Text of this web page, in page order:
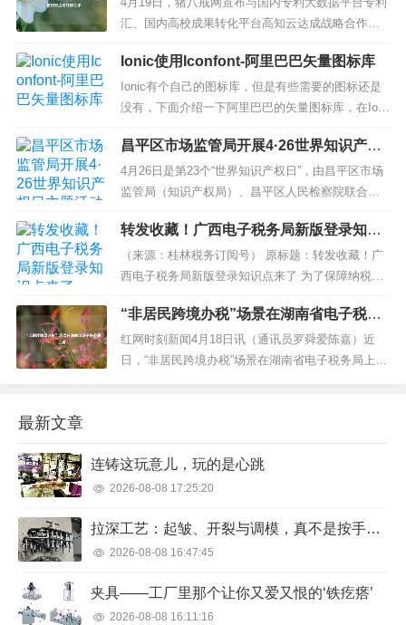
加，各线城市商品住宅销售价格环比总体...
汇、国内高校成果转化平台高知云达成战略合作，
三方将充分利用各自优势资源，将高校专利资源与
企业研发需求进行高校链接，进而加快高校研发成
果转化。 高校是我国智力资源的宝库，如何将高校
产出的智力成果与我国企业的实...
Ionic使用Iconfont-阿里巴巴矢量图标库
Ionic有个自己的图标库，但是有些需要的图标还是
没有，下面介绍一下阿里巴巴的矢量图标库，在Ioni
c中如何使用 由于度娘限制，自己百度下载地址吧~
输入“阿里巴巴矢量图标库”百度搜索第一位就是啦...
昌平区市场监管局开展4·26世界知识产权
日主题活动
4月26日是第23个“世界知识产权日”，由昌平区市场
监管局（知识产权局）、昌平区人民检察院联合举
办的“加强知识产权法治保障 有力支持全面创新”4·26
世界知识产权日主题活动在中关村生命科学园举
行。活动现场，相关工作人员分别围绕知识产权相
关政策及经营过程中注意事项、《电商法》知识产
权部分解读、疾病诊断...
转发收藏！广西电子税务局新版登录知识
点来了
（来源：桂林税务订阅号） 原标题：转发收藏！广
西电子税务局新版登录知识点来了 为了保障纳税人
和缴费人的数据安全，防范用户信息被盗用、冒用
的风险，根据国家税务总局有关工作安排，广西电
子税务局对原有登录方式进行了优化升级，新版登
录方式将于2023年4月22日正式上线。原有登录...
“非居民跨境办税”场景在湖南省电子税务
局上线
红网时刻新闻4月18日讯（通讯员罗舜爱陈嘉）近
日，“非居民跨境办税”场景在湖南省电子税务局上
码，凭此码在全国办理申报缴税等涉税事项，实现
“一地注册赋码、全国...
最新文章
连铸这玩意儿，玩的是心跳
2026-08-08 17:25:20
拉深工艺：起皱、开裂与调模，真不是按手册能搞定的
2026-08-08 16:47:45
夹具——工厂里那个让你又爱又恨的‘铁疙瘩’
2026-08-08 16:11:16